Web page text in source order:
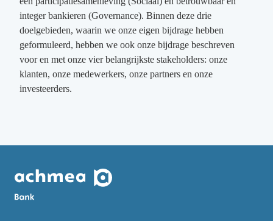
integer bankieren (Governance). Binnen deze drie
doelgebieden, waarin we onze eigen bijdrage hebben
geformuleerd, hebben we ook onze bijdrage beschreven
voor en met onze vier belangrijkste stakeholders: onze
klanten, onze medewerkers, onze partners en onze
investeerders.